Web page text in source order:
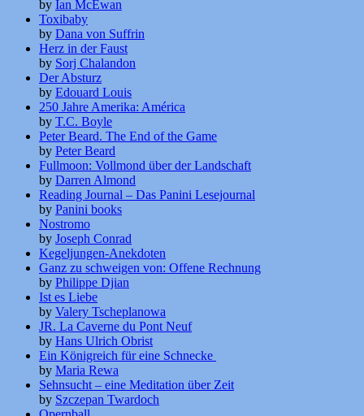
by Ian McEwan
Toxibaby
by Dana von Suffrin
Herz in der Faust
by Sorj Chalandon
Der Absturz
by Edouard Louis
250 Jahre Amerika: América
by T.C. Boyle
Peter Beard. The End of the Game
by Peter Beard
Fullmoon: Vollmond über der Landschaft
by Darren Almond
Reading Journal – Das Panini Lesejournal
by Panini books
Nostromo
by Joseph Conrad
Kegeljungen-Anekdoten
Ganz zu schweigen von: Offene Rechnung
by Philippe Djian
Ist es Liebe
by Valery Tscheplanowa
JR. La Caverne du Pont Neuf
by Hans Ulrich Obrist
Ein Königreich für eine Schnecke
by Maria Rewa
Sehnsucht – eine Meditation über Zeit
by Szczepan Twardoch